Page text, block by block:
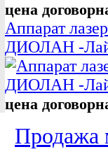
цена
Аппарат
ДИОЛАН -
цена
Продажа